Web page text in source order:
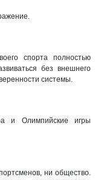
спорта полностью
без внешнего
системы.
и Олимпийские игры
ни общество.